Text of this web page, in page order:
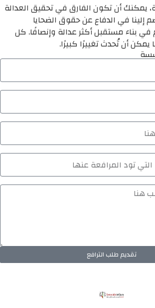
يمكنك أن تكون الفارق في تحقيق العدالة
إلينا في الدفاع عن حقوق الضحايا
بناء مستقبل أكثر عدالة وإنصافًا. كل
أن تُحدث تغييرًا كبيرًا.
تقديم طلب الترافع